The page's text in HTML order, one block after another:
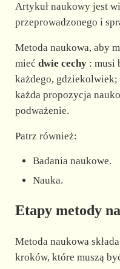
Artykuł naukowy jest
przeprowadzonego i
Metoda naukowa, aby
mieć dwie cechy: musi
każdego, gdziekolwiek;
każda propozycja
podważenie.
Patrz również:
Badania naukowe.
Nauka.
Etapy metody
Metoda naukowa
kroków, które muszą